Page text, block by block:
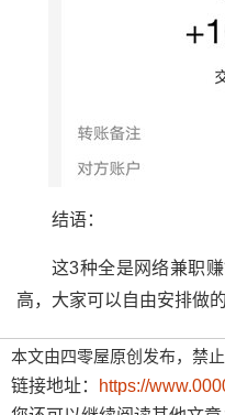
结语：
这3种全是网络兼职
高，大家可以自由安排做的
本文由四零屋原创发布，禁
链接地址：
https://